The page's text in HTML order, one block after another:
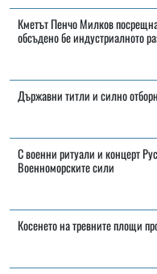
Кметът Пенчо Милков
обсъдено бе индустриалното
Държавни титли и силно
С военни ритуали и концерт
Военноморските сили
Косенето на тревните площи